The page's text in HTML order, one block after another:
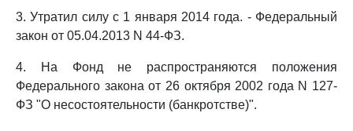
3. Утратил силу с 1 января 2014 года. - Федеральный
закон от 05.04.2013 N 44-ФЗ.
4. На Фонд не распространяются положения
Федерального закона от 26 октября 2002 года N 127-
ФЗ "О несостоятельности (банкротстве)".